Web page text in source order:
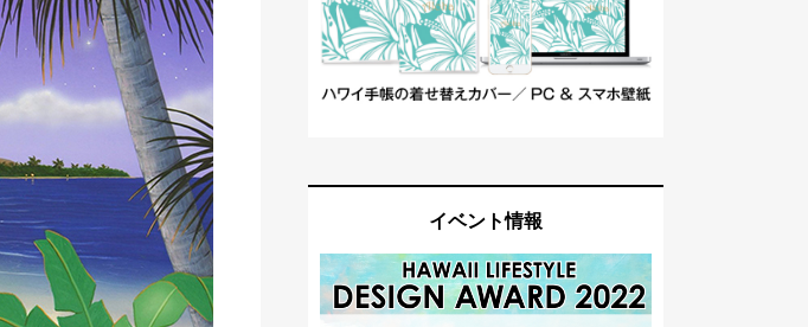
イベント情報